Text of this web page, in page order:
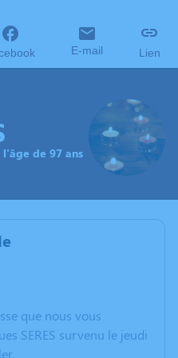
E-mail Lien
de 97 ans
que nous vous
SERES survenu le jeudi